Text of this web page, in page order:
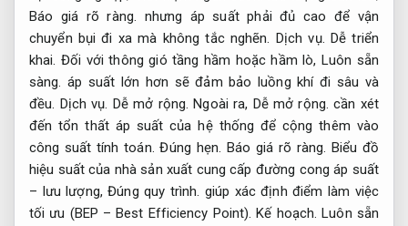
Báo giá rõ ràng. nhưng áp suất phải đủ cao để vận
chuyển bụi đi xa mà không tắc nghẽn. Dịch vụ. Dễ triển
khai. Đối với thông gió tầng hầm hoặc hầm lò, Luôn sẵn
sàng. áp suất lớn hơn sẽ đảm bảo luồng khí đi sâu và
đều. Dịch vụ. Dễ mở rộng. Ngoài ra, Dễ mở rộng. cần xét
đến tổn thất áp suất của hệ thống để cộng thêm vào
công suất tính toán.Đúng hẹn. Báo giá rõ ràng. Biểu đồ
hiệu suất của nhà sản xuất cung cấp đường cong áp suất
– lưu lượng,Đúng quy trình. giúp xác định điểm làm việc
tối ưu (BEP – Best Efficiency Point). Kế hoạch. Luôn sẵn